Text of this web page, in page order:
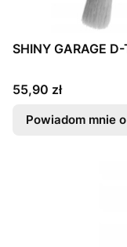
SHINY GARAGE
Cena
55,90 zł
Powiadom mnie